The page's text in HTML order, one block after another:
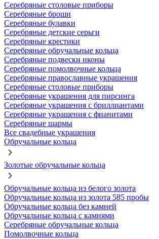
Серебряные столовые приборы
Серебряные броши
Серебряные булавки
Серебряные детские серьги
Серебряные крестики
Серебряные обручальные кольца
Серебряные подвески иконы
Серебряные помолвочные кольца
Серебряные православные украшения
Серебряные столовые приборы
Серебряные украшения для пирсинга
Серебряные украшения с бриллиантами
Серебряные украшения с фианитами
Серебряные шармы
Все свадебные украшения
Обручальные кольца
Золотые обручальные кольца
Обручальные кольца из белого золота
Обручальные кольца из золота 585 пробы
Обручальные кольца без камней
Обручальные кольца с камнями
Серебряные обручальные кольца
Помолвочные кольца